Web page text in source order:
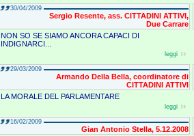
30/04/2009
Sergio Resente, ass. CITTADINI ATTIVI,
Due Carrare
NON SO SE SIAMO ANCORA CAPACI DI
INDIGNARCI...
leggi
29/03/2009
Armando Della Bella, coordinatore di
CITTADINI ATTIVI
LA MORALE DEL PARLAMENTARE
leggi
16/02/2009
Gian Antonio Stella, 5.12.2008